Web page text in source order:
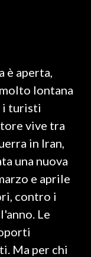
è aperta,
lontana
i turisti
vive tra
in Iran,
una nuova
e aprile
contro i
Le
Ma per chi